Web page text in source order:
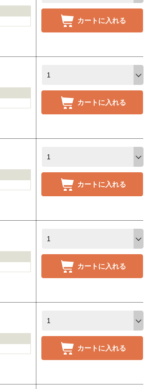
カートに入れる
カートに入れる
カートに入れる
カートに入れる
カートに入れる